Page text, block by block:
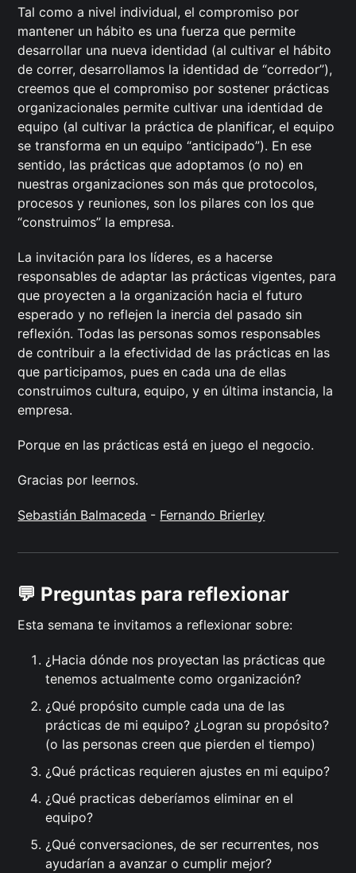
Tal como a nivel individual, el compromiso por
mantener un hábito es una fuerza que permite
desarrollar una nueva identidad (al cultivar el hábito
de correr, desarrollamos la identidad de “corredor”),
creemos que el compromiso por sostener prácticas
organizacionales permite cultivar una identidad de
equipo (al cultivar la práctica de planificar, el equipo
se transforma en un equipo “anticipado”). En ese
sentido, las prácticas que adoptamos (o no) en
nuestras organizaciones son más que protocolos,
procesos y reuniones, son los pilares con los que
“construimos” la empresa.
La invitación para los líderes, es a hacerse
responsables de adaptar las prácticas vigentes, para
que proyecten a la organización hacia el futuro
esperado y no reflejen la inercia del pasado sin
reflexión. Todas las personas somos responsables
de contribuir a la efectividad de las prácticas en las
que participamos, pues en cada una de ellas
construimos cultura, equipo, y en última instancia, la
empresa.
Porque en las prácticas está en juego el negocio.
Gracias por leernos.
Sebastián Balmaceda - Fernando Brierley
💬 Preguntas para reflexionar
Esta semana te invitamos a reflexionar sobre:
¿Hacia dónde nos proyectan las prácticas que
tenemos actualmente como organización?
¿Qué propósito cumple cada una de las
prácticas de mi equipo? ¿Logran su propósito?
(o las personas creen que pierden el tiempo)
¿Qué prácticas requieren ajustes en mi equipo?
¿Qué practicas deberíamos eliminar en el
equipo?
¿Qué conversaciones, de ser recurrentes, nos
ayudarían a avanzar o cumplir mejor?